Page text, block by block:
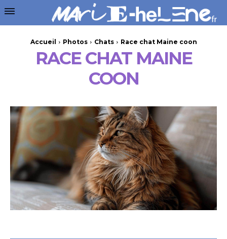
Accueil Photos Chats Race chat Maine coon
RACE CHAT MAINE
COON